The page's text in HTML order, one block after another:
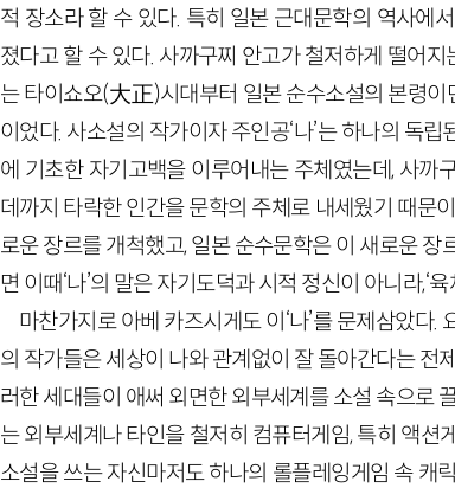
적 장소라 할 수 있다. 특히 일본 근대문학의 역사에
졌다고 할 수 있다. 사까구찌 안고가 철저하게 떨어
는 타이쇼오(大正)시대부터 일본 순수소설의 본령
이었다. 사소설의 작가이자 주인공‘나’는 하나의 독
에 기초한 자기고백을 이루어내는 주체였는데, 사
데까지 타락한 인간을 문학의 주체로 내세웠기 때문
로운 장르를 개척했고, 일본 순수문학은 이 새로운
면 이때‘나’의 말은 자기도덕과 시적 정신이 아니라,‘
마찬가지로 아베 카즈시게도 이‘나’를 문제삼았
의 작가들은 세상이 나와 관계없이 잘 돌아간다는 전
러한 세대들이 애써 외면한 외부세계를 소설 속으로
는 외부세계나 타인을 철저히 컴퓨터게임, 특히 액
소설을 쓰는 자신마저도 하나의 롤플레잉게임 속 캐